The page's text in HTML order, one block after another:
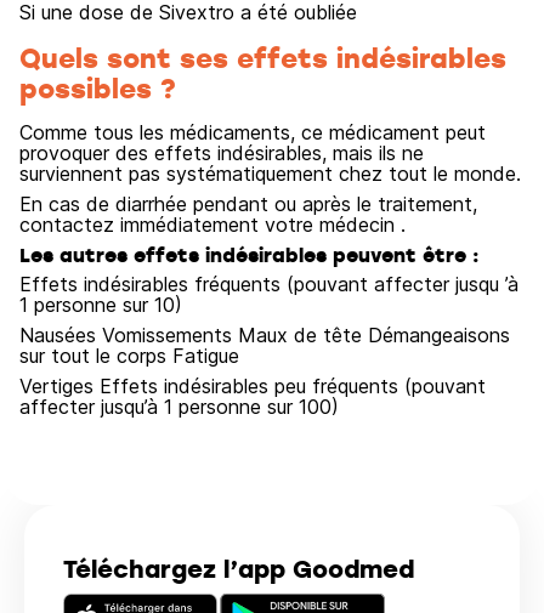
Téléchargez l’app Goodmed
Si une dose de Sivextro a été oubliée
Quels sont ses effets indésirables
possibles ?
Comme tous les médicaments, ce médicament peut
provoquer des effets indésirables, mais ils ne
surviennent pas systématiquement chez tout le monde.
En cas de diarrhée pendant ou après le traitement,
contactez immédiatement votre médecin .
Les autres effets indésirables peuvent être :
Effets indésirables fréquents (pouvant affecter jusqu ’à
1 personne sur 10)
Nausées Vomissements Maux de tête Démangeaisons
sur tout le corps Fatigue
Vertiges Effets indésirables peu fréquents (pouvant
affecter jusqu’à 1 personne sur 100)